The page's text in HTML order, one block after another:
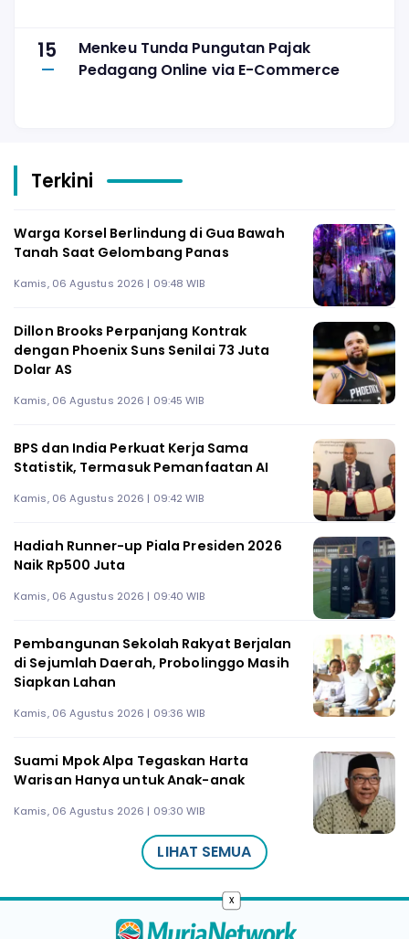
15
Menkeu Tunda Pungutan Pajak
Pedagang Online via E-Commerce
Terkini
Warga Korsel Berlindung di Gua Bawah
Tanah Saat Gelombang Panas
Kamis, 06 Agustus 2026 | 09:48 WIB
Dillon Brooks Perpanjang Kontrak
dengan Phoenix Suns Senilai 73 Juta
Dolar AS
Kamis, 06 Agustus 2026 | 09:45 WIB
BPS dan India Perkuat Kerja Sama
Statistik, Termasuk Pemanfaatan AI
Kamis, 06 Agustus 2026 | 09:42 WIB
Hadiah Runner-up Piala Presiden 2026
Naik Rp500 Juta
Kamis, 06 Agustus 2026 | 09:40 WIB
Pembangunan Sekolah Rakyat Berjalan
di Sejumlah Daerah, Probolinggo Masih
Siapkan Lahan
Kamis, 06 Agustus 2026 | 09:36 WIB
Suami Mpok Alpa Tegaskan Harta
Warisan Hanya untuk Anak-anak
Kamis, 06 Agustus 2026 | 09:30 WIB
LIHAT SEMUA
x